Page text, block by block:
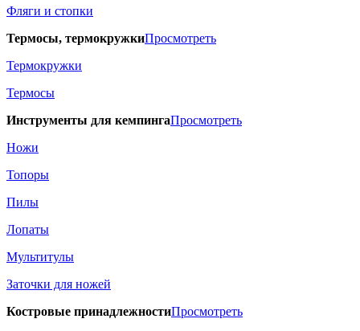
Фляги и стопки
Термосы, термокружкиПросмотреть
Термокружки
Термосы
Инструменты для кемпингаПросмотреть
Ножи
Топоры
Пилы
Лопаты
Мультитулы
Заточки для ножей
Костровые принадлежностиПросмотреть